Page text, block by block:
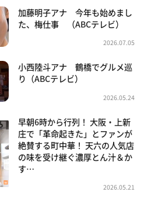
加藤明子アナ 今年も始めまし
た、梅仕事 （ABCテレビ）
2026.07.05
小西陸斗アナ 鶴橋でグルメ巡
り（ABCテレビ）
2026.05.24
早朝6時から行列！ 大阪・上新
庄で「革命起きた」とファンが
絶賛する町中華！ 天六の人気店
の味を受け継ぐ濃厚とん汁＆か
す…
2026.05.21